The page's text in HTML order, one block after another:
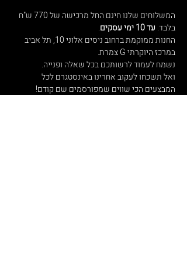
המשלוחים שלנו חינם החל מרכישה של 770 ש"ח
בלבד. עד 10 ימי עסקים
.
החנות ממוקמת ברחוב ניסים אלוני 10, תל אביב
במרכז היוקרתי G צמרת.
נשמח לעמוד לרשותכם בכל שאלה ופנייה.
ואל תשכחו לעקוב אחרינו באינסטגרם לכל
המבצעים הכי שווים שמפורסמים שם קודם!